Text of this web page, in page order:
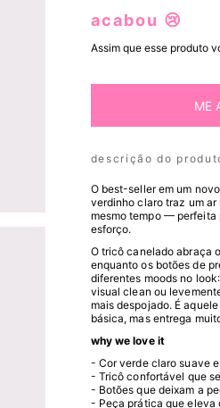
acabou 😢
Assim que esse produto
ME
descrição do
O best-seller em um
verdinho claro traz um
mesmo tempo — perfeita
esforço.
O tricô canelado abraça
enquanto os botões de
diferentes moods no
visual clean ou
mais despojado. É
básica, mas entrega
why we love it
- Cor verde claro suave
- Tricô confortável que
- Botões que deixam a
- Peça prática que eleva